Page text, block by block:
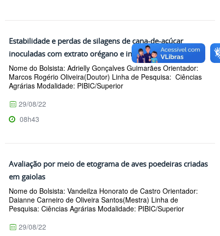
Estabilidade e perdas de silagens de cana-de-açúcar
inoculadas com extrato orégano e inoculante biológico
Nome do Bolsista: Adrielly Gonçalves Guimarães Orientador:
Marcos Rogério Oliveira(Doutor) Linha de Pesquisa: Ciências
Agrárias Modalidade: PIBIC/Superior
29/08/22
08h43
Avaliação por meio de etograma de aves poedeiras criadas
em gaiolas
Nome do Bolsista: Vandeilza Honorato de Castro Orientador:
Daianne Carneiro de Oliveira Santos(Mestra) Linha de
Pesquisa: Ciências Agrárias Modalidade: PIBIC/Superior
29/08/22